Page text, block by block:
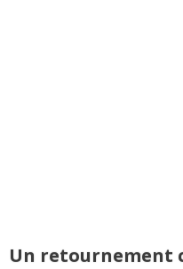
Un retournement